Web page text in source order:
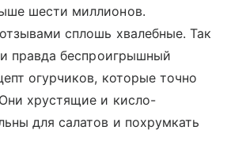
шести миллионов.
сплошь хвалебные. Так
правда беспроигрышный
огурчиков, которые точно
хрустящие и кисло-
для салатов и похрумкать